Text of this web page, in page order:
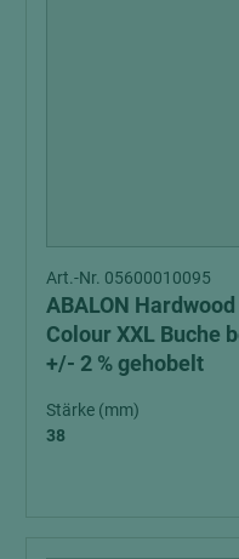
Art.-Nr. 05600010095
ABALON
Colour XXL Buche
+/- 2 % gehobelt
Stärke (mm)
38